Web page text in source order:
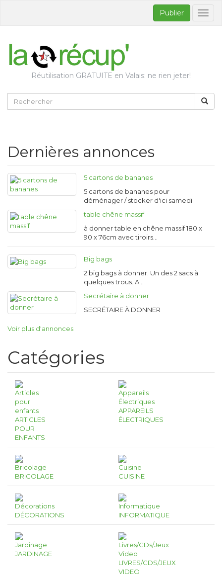
Publier
Réutilisation GRATUITE en Valais: ne rien jeter!
Dernières annonces
5 cartons de bananes
5 cartons de bananes pour
déménager / stocker d'ici samedi
table chêne massif
à donner table en chêne massif 180 x
90 x 76cm avec tiroirs…
Big bags
2 big bags à donner. Un des 2 sacs à
quelques trous. A…
Secrétaire à donner
SECRÉTAIRE À DONNER
Voir plus d'annonces
Catégories
ARTICLES
POUR
ENFANTS
APPAREILS
ÉLECTRIQUES
BRICOLAGE CUISINE
DÉCORATIONS INFORMATIQUE
JARDINAGE
LIVRES/CDS/JEUX
VIDEO